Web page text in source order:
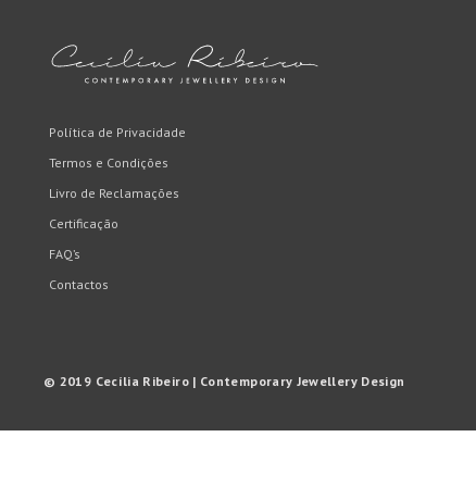
Política de Privacidade
Termos e Condições
Livro de Reclamações
Certificação
FAQ’s
Contactos
© 2019 Cecília Ribeiro | Contemporary Jewellery Design